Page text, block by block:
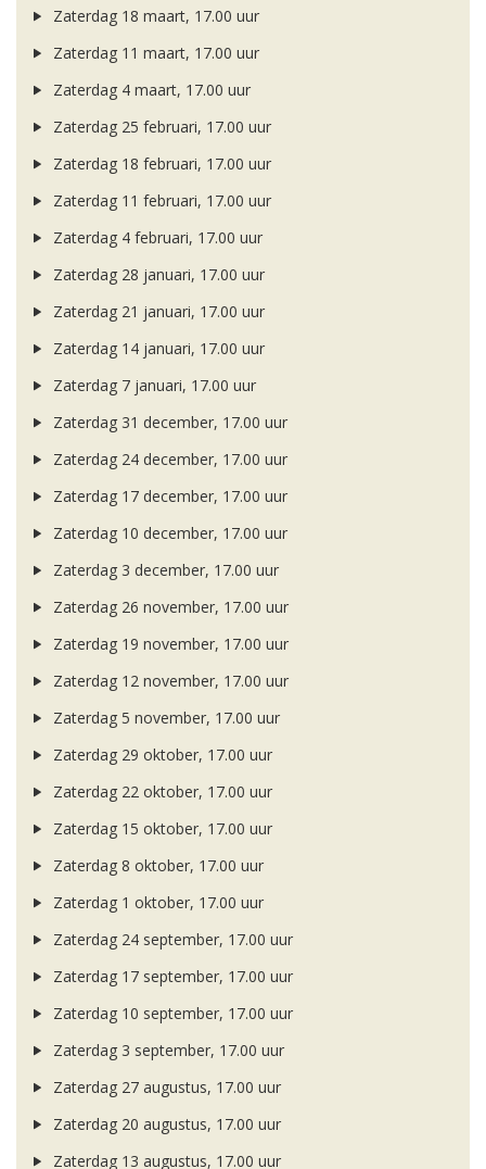
Zaterdag 18 maart, 17.00 uur
Zaterdag 11 maart, 17.00 uur
Zaterdag 4 maart, 17.00 uur
Zaterdag 25 februari, 17.00 uur
Zaterdag 18 februari, 17.00 uur
Zaterdag 11 februari, 17.00 uur
Zaterdag 4 februari, 17.00 uur
Zaterdag 28 januari, 17.00 uur
Zaterdag 21 januari, 17.00 uur
Zaterdag 14 januari, 17.00 uur
Zaterdag 7 januari, 17.00 uur
Zaterdag 31 december, 17.00 uur
Zaterdag 24 december, 17.00 uur
Zaterdag 17 december, 17.00 uur
Zaterdag 10 december, 17.00 uur
Zaterdag 3 december, 17.00 uur
Zaterdag 26 november, 17.00 uur
Zaterdag 19 november, 17.00 uur
Zaterdag 12 november, 17.00 uur
Zaterdag 5 november, 17.00 uur
Zaterdag 29 oktober, 17.00 uur
Zaterdag 22 oktober, 17.00 uur
Zaterdag 15 oktober, 17.00 uur
Zaterdag 8 oktober, 17.00 uur
Zaterdag 1 oktober, 17.00 uur
Zaterdag 24 september, 17.00 uur
Zaterdag 17 september, 17.00 uur
Zaterdag 10 september, 17.00 uur
Zaterdag 3 september, 17.00 uur
Zaterdag 27 augustus, 17.00 uur
Zaterdag 20 augustus, 17.00 uur
Zaterdag 13 augustus, 17.00 uur